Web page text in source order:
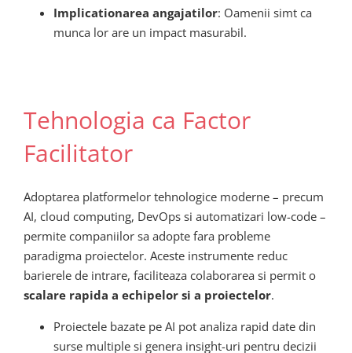
Implicationarea angajatilor: Oamenii simt ca
munca lor are un impact masurabil.
Tehnologia ca Factor
Facilitator
Adoptarea platformelor tehnologice moderne – precum
AI, cloud computing, DevOps si automatizari low-code –
permite companiilor sa adopte fara probleme
paradigma proiectelor. Aceste instrumente reduc
barierele de intrare, faciliteaza colaborarea si permit o
scalare rapida a echipelor si a proiectelor.
Proiectele bazate pe AI pot analiza rapid date din
surse multiple si genera insight-uri pentru decizii